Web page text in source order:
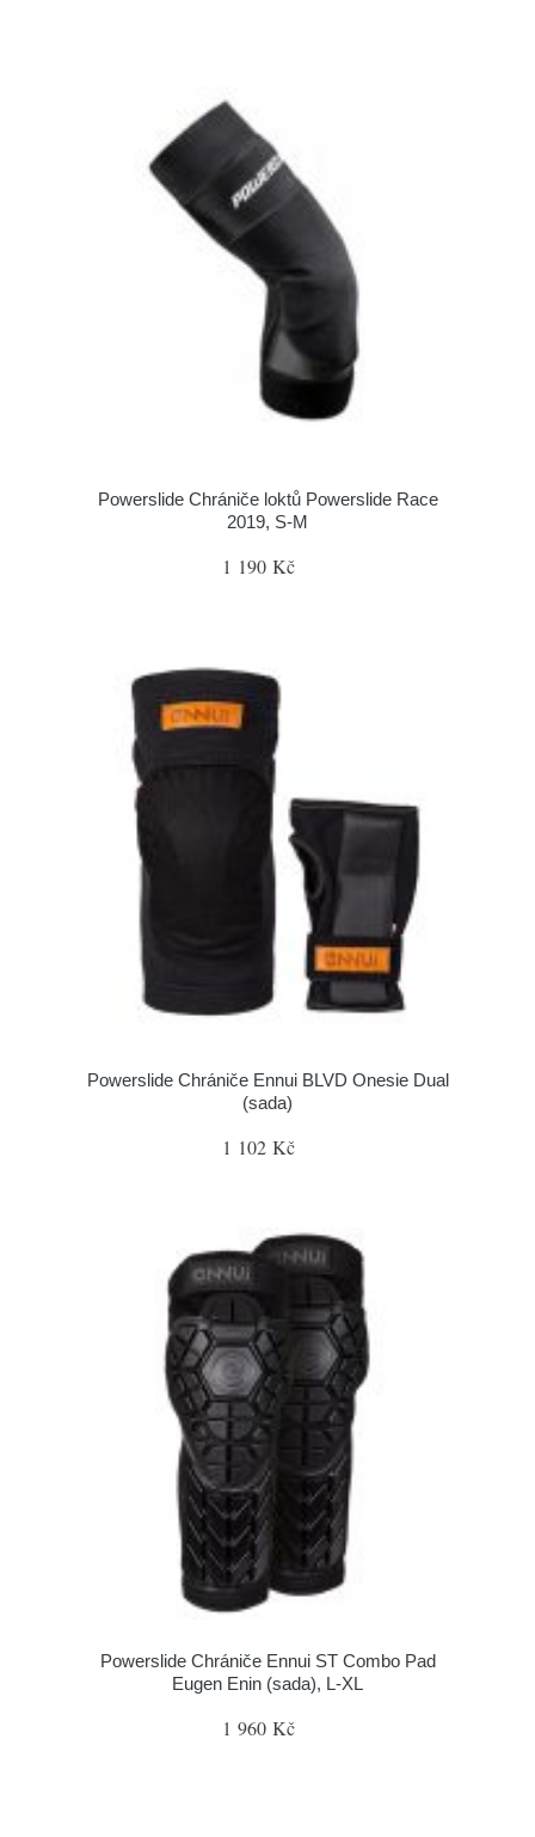
Powerslide Chrániče loktů Powerslide Race
2019, S-M
1 190 Kč
Powerslide Chrániče Ennui BLVD Onesie Dual
(sada)
1 102 Kč
Powerslide Chrániče Ennui ST Combo Pad
Eugen Enin (sada), L-XL
1 960 Kč